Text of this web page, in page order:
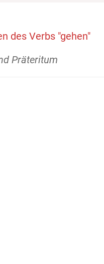
des Verbs "gehen"
Präteritum